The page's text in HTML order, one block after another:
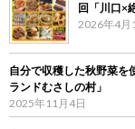
回「川口×
2026年4月
自分で収穫した秋野菜
ランドむさしの村」
2025年11月4日